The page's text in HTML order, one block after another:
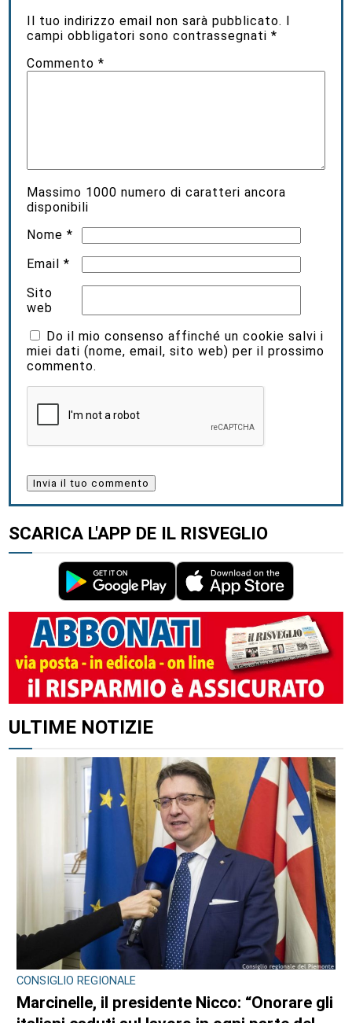
Il tuo indirizzo email non sarà pubblicato. I
campi obbligatori sono contrassegnati*
Commento*
Massimo 1000 numero di caratteri ancora
disponibili
Nome*
Email*
Sito
web
Do il mio consenso affinché un cookie salvi i
miei dati (nome, email, sito web) per il prossimo
commento.
SCARICA L'APP DE IL RISVEGLIO
ALTRI ARTICOLI DI QUESTO AUTORE
CRONACA
Bimba a rischio e degrado sulla provinciale: